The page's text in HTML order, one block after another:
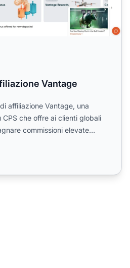
Vantage
affiliazione Vantage, una
che offre ai clienti globali
commissioni elevate